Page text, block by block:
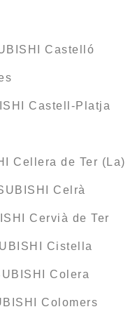
Castelló
Castell-Platja
Cellera de Ter (La)
Celrà
Cervià de Ter
Cistella
Colera
Colomers